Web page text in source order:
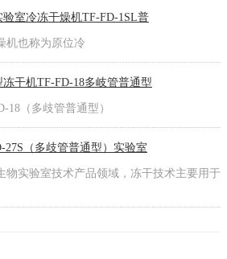
验室冷冻干燥机TF-FD-1SL普
机也称为原位冷
冻干机TF-FD-18多岐管普通型
18（多歧管普通型）
27S（多歧管普通型）实验室
物实验室技术产品领域，冻干技术主要用于